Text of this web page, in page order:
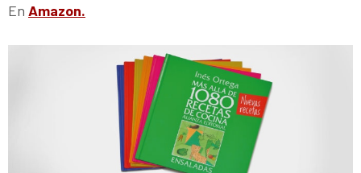
En Amazon.